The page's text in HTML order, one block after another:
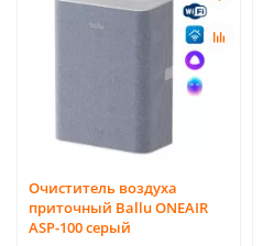
Очиститель воздуха
приточный Ballu ONEAIR
ASP-100 серый